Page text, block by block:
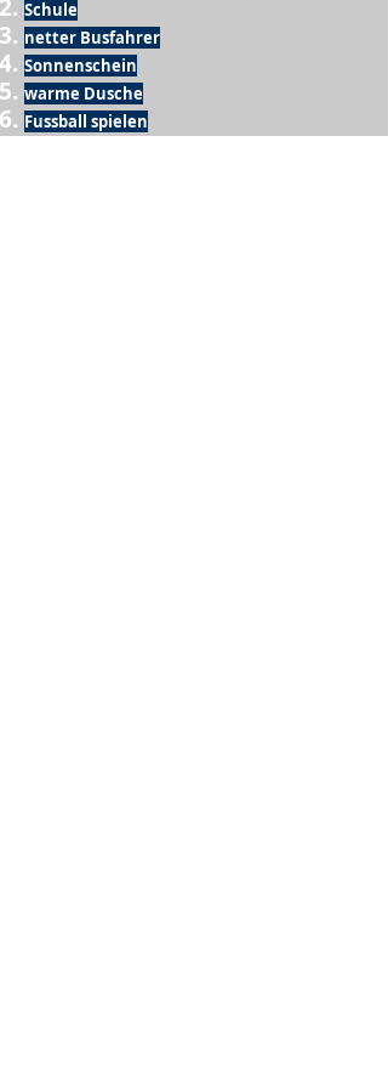
Schule
netter Busfahrer
Sonnenschein
warme Dusche
Fussball spielen